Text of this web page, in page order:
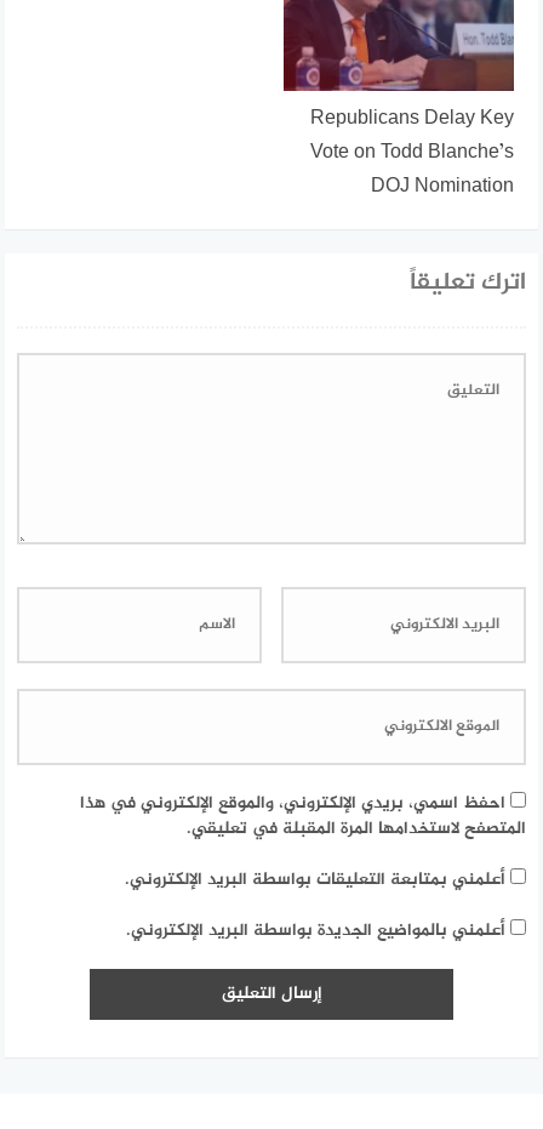
Republicans Delay Key
Vote on Todd Blanche’s
DOJ Nomination
اترك تعليقاً
احفظ اسمي، بريدي الإلكتروني، والموقع الإلكتروني في هذا
المتصفح لاستخدامها المرة المقبلة في تعليقي.
أعلمني بمتابعة التعليقات بواسطة البريد الإلكتروني.
أعلمني بالمواضيع الجديدة بواسطة البريد الإلكتروني.